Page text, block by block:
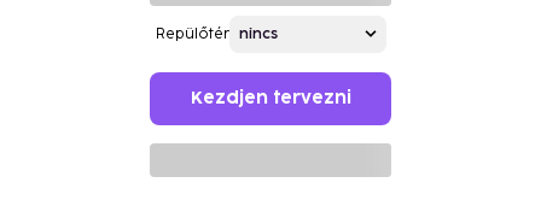
Repülőtér
Kezdjen tervezni